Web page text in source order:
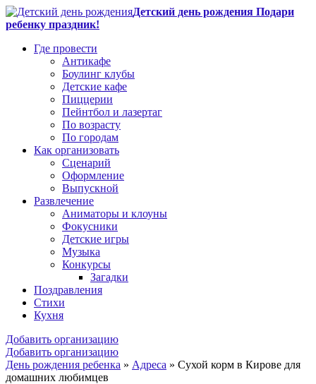
Детский день рождения Подари
ребенку праздник!
Где провести
Антикафе
Боулинг клубы
Детские кафе
Пиццерии
Пейнтбол и лазертаг
По возрасту
По городам
Как организовать
Сценарий
Оформление
Выпускной
Развлечение
Аниматоры и клоуны
Фокусники
Детские игры
Музыка
Конкурсы
Загадки
Поздравления
Стихи
Кухня
Добавить организацию
Добавить организацию
День рождения ребенка » Адреса » Сухой корм в Кирове для
домашних любимцев